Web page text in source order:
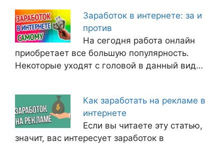
Заработок в интернете: за и
против
На сегодня работа онлайн
приобретает все большую популярность.
Некоторые уходят с головой в данный вид…
Как заработать на рекламе в
интернете
Если вы читаете эту статью,
значит, вас интересует заработок в